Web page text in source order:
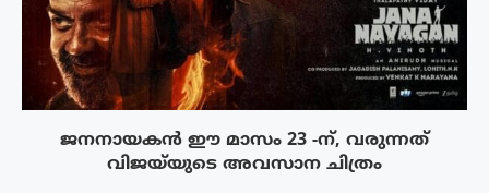
ജനനായകൻ ഈ മാസം 23 -ന്, വരുന്നത്
വിജയ്‌യുടെ അവസാന ചിത്രം